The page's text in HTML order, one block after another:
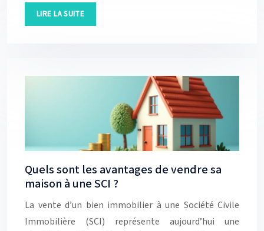
LIRE LA SUITE
Quels sont les avantages de vendre sa
maison à une SCI ?
La vente d’un bien immobilier à une Société Civile
Immobilière (SCI) représente aujourd’hui une